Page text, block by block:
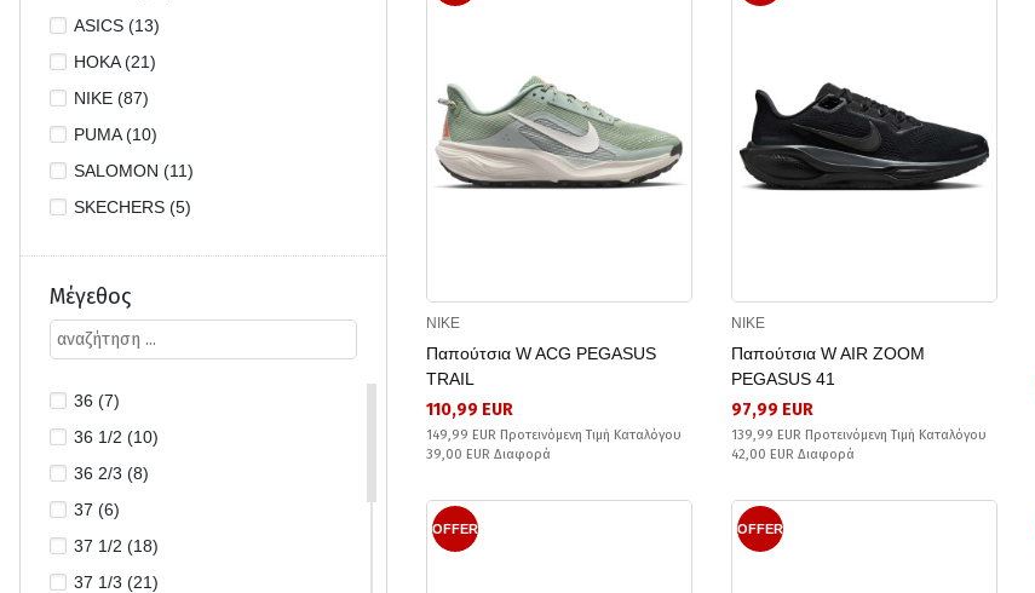
ASICS (13)
HOKA (21)
NIKE (87)
PUMA (10)
SALOMON (11)
SKECHERS (5)
Μέγεθος
36 (7)
36 1/2 (10)
36 2/3 (8)
37 (6)
37 1/2 (18)
37 1/3 (21)
NIKE
Παπούτσια W ACG PEGASUS
TRAIL
110,99 EUR
149,99 EUR Προτεινόμενη Τιμή Καταλόγου
39,00 EUR Διαφορά
NIKE
Παπούτσια W AIR ZOOM
PEGASUS 41
97,99 EUR
139,99 EUR Προτεινόμενη Τιμή Καταλόγου
42,00 EUR Διαφορά
OFFER OFFER